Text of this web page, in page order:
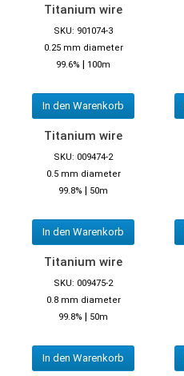
Titanium wire
SKU: 901074-3
0.25 mm diameter
99.6% | 100m
In den Warenkorb
Titanium wire
SKU: 009474-2
0.5 mm diameter
99.8% | 50m
In den Warenkorb
Titanium wire
SKU: 009475-2
0.8 mm diameter
99.8% | 50m
In den Warenkorb